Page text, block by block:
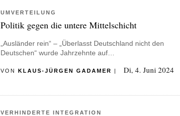
UMVERTEILUNG
Politik gegen die untere Mittelschicht
„Ausländer rein“ – „Überlasst Deutschland nicht den
Deutschen“ wurde Jahrzehnte auf…
VON KLAUS-JÜRGEN GADAMER | Di, 4. Juni 2024
VERHINDERTE INTEGRATION